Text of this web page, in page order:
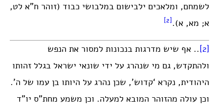
לשמחם, ומלאכים ילבישום במלבושי כבוד (זוהר ח”א לט,
א; מא, א). [2]
[2]
.. אף שיש מדרגות בנכונות למסור את הנפש
ולהתקדש, גם מי שנהרג על ידי שונאי ישראל בגלל זהותו
היהודית, נקרא ‘קדוש’, שכן נהרג על היותו בן עמו של ה’.
וכן עולה מהזוהר המובא למעלה. וכן משמע מחת”ס יו”ד